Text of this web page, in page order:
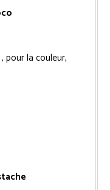
, pour la couleur,